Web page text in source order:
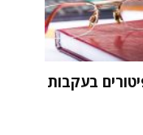
בעקבות